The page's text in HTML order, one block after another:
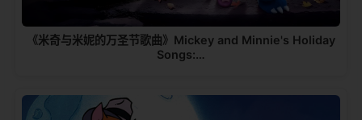
《米奇与米妮的万圣节歌曲》Mickey and Minnie's Holiday
Songs:…